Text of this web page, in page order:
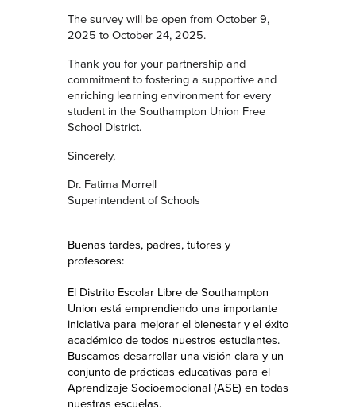
The survey will be open from October 9,
2025 to October 24, 2025.
Thank you for your partnership and
commitment to fostering a supportive and
enriching learning environment for every
student in the Southampton Union Free
School District.
Sincerely,
Dr. Fatima Morrell
Superintendent of Schools
Buenas tardes, padres, tutores y
profesores:
El Distrito Escolar Libre de Southampton
Union está emprendiendo una importante
iniciativa para mejorar el bienestar y el éxito
académico de todos nuestros estudiantes.
Buscamos desarrollar una visión clara y un
conjunto de prácticas educativas para el
Aprendizaje Socioemocional (ASE) en todas
nuestras escuelas.